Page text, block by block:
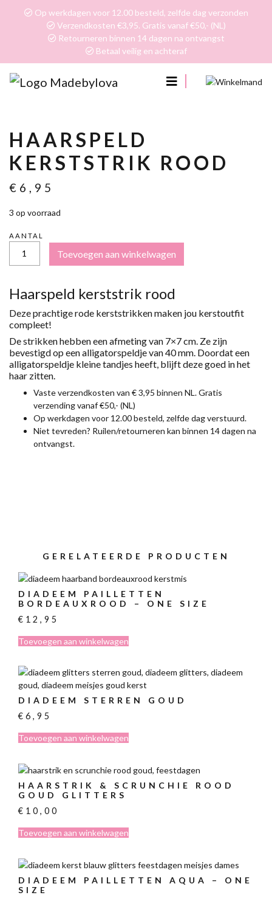
Op werkdagen voor 12.00 besteld, zelfde dag verzonden
Verzendkosten €3,95. Gratis vanaf €50,- (NL)
Retourneren binnen 14 dagen na ontvangst
Betaal veilig en achteraf
0
HAARSPELD
KERSTSTRIK ROOD
€ 6,95
3 op voorraad
AANTAL
HAARSPELD
KERSTSTRIK
ROOD
Toevoegen aan winkelwagen
Haarspeld kerststrik rood
Deze prachtige rode kerststrikken maken jou kerstoutfit
compleet!
De strikken hebben een afmeting van 7×7 cm. Ze zijn
bevestigd op een alligatorspeldje van 40 mm. Doordat een
alligatorspeldje kleine tandjes heeft, blijft deze goed in het
haar zitten.
Vaste verzendkosten van € 3,95 binnen NL. Gratis
verzending vanaf €50,- (NL)
Op werkdagen voor 12.00 besteld, zelfde dag verstuurd.
Niet tevreden? Ruilen/retourneren kan binnen 14 dagen na
ontvangst.
GERELATEERDE PRODUCTEN
DIADEEM PAILLETTEN
BORDEAUXROOD – ONE SIZE
€ 12,95
Toevoegen aan winkelwagen
DIADEEM STERREN GOUD
€ 6,95
Toevoegen aan winkelwagen
HAARSTRIK & SCRUNCHIE ROOD
GOUD GLITTERS
€ 10,00
Toevoegen aan winkelwagen
DIADEEM PAILLETTEN AQUA – ONE
SIZE